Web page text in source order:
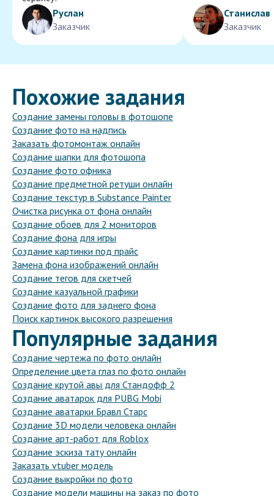
Руслан
Заказчик
Станислав
Заказчик
Похожие задания
Создание замены головы в фотошопе
Создание фото на надпись
Заказать фотомонтаж онлайн
Создание шапки для фотошопа
Создание фото офника
Создание предметной ретуши онлайн
Создание текстур в Substance Painter
Очистка рисунка от фона онлайн
Создание обоев для 2 мониторов
Создание фона для игры
Создание картинки под прайс
Замена фона изображений онлайн
Создание тегов для скетчей
Создание казуальной графики
Создание фото для заднего фона
Поиск картинок высокого разрешения
Популярные задания
Создание чертежа по фото онлайн
Определение цвета глаз по фото онлайн
Создание крутой авы для Стандофф 2
Создание аватарок для PUBG Mobi
Создание аватарки Бравл Старс
Создание 3D модели человека онлайн
Создание арт-работ для Roblox
Создание эскиза тату онлайн
Заказать vtuber модель
Создание выкройки по фото
Создание модели машины на заказ по фото